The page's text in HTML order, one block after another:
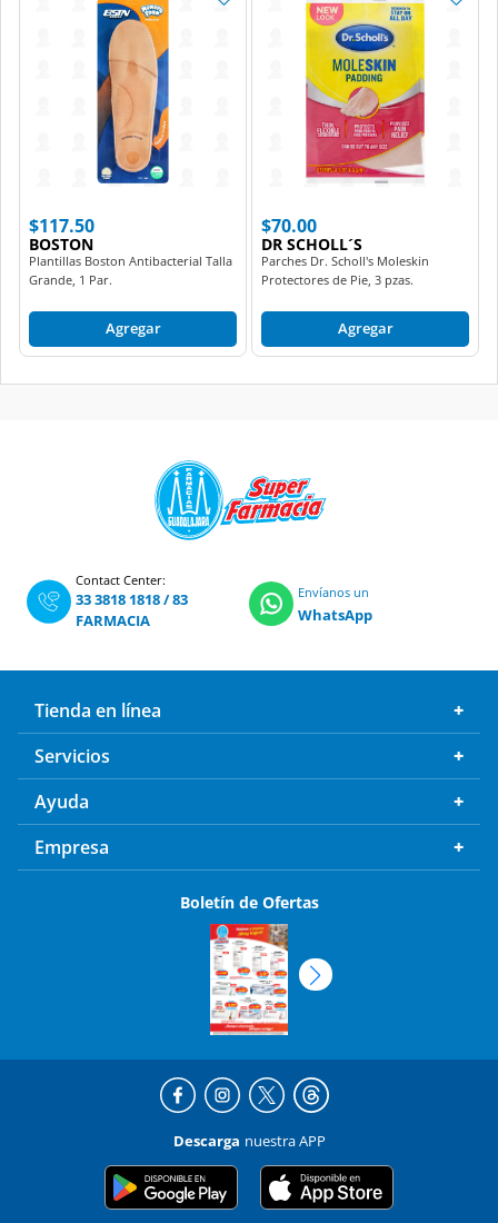
$117.50
BOSTON
Plantillas Boston Antibacterial Talla
Grande, 1 Par.
Agregar
$70.00
DR SCHOLL´S
Parches Dr. Scholl's Moleskin
Protectores de Pie, 3 pzas.
Agregar
Contact Center:
33 3818 1818/83
FARMACIA
Envíanos un
WhatsApp
Tienda en línea
Servicios
Ayuda
Empresa
Boletín de Ofertas
Descarga nuestra APP